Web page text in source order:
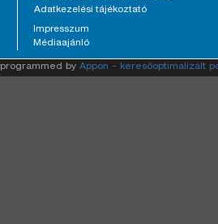
Impresszum
Médiaajánló
Adatkezelési tájékoztató
programmed by Appon - keresőoptimalizált